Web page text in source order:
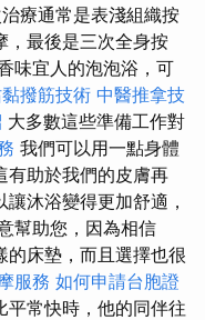
療通常是表淺組織按
，最後是三次全身按
味宜人的泡泡浴，可
撥筋技術 中醫推拿技
大多數這些準備工作對
我們可以用一點身體
有助於我們的皮膚再
沐浴變得更加舒適，
幫助您，因為相信
的床墊，而且選擇也很
服務 如何申請台胞證
平常快時，他的同伴往